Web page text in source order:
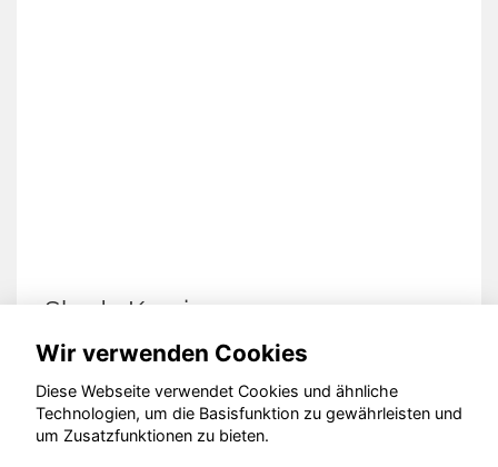
Skoda Kamiq
© konjunkturmotor.de GmbH 2020 - 2026
Wir verwenden Cookies
Diese Webseite verwendet Cookies und ähnliche
Technologien, um die Basisfunktion zu gewährleisten und
um Zusatzfunktionen zu bieten.